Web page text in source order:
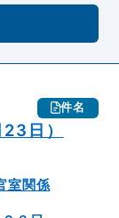
件名
日）
室関係